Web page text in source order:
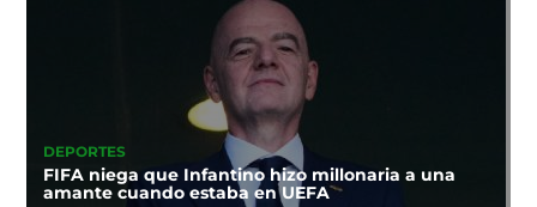
DEPORTES
FIFA niega que Infantino hizo millonaria a una
amante cuando estaba en UEFA